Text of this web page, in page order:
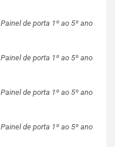
Painel de porta 1º ao 5º ano
Painel de porta 1º ao 5º ano
Painel de porta 1º ao 5º ano
Painel de porta 1º ao 5º ano